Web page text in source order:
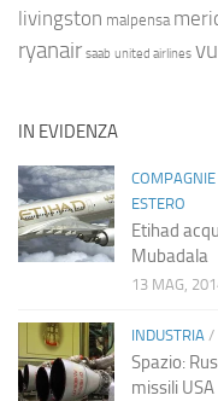
livingston malpensa
ryanair saab united airlines
IN EVIDENZA
COMPAGNIE
ESTERO
Etihad
Mubadala
13 MAG,
INDUSTRIA /
Spazio:
missili USA